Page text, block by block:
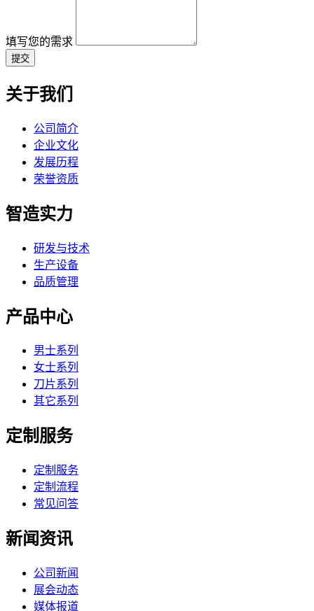
填写您的需求
提交
关于我们
公司简介
企业文化
发展历程
荣誉资质
智造实力
研发与技术
生产设备
品质管理
产品中心
男士系列
女士系列
刀片系列
其它系列
定制服务
定制服务
定制流程
常见问答
新闻资讯
公司新闻
展会动态
媒体报道